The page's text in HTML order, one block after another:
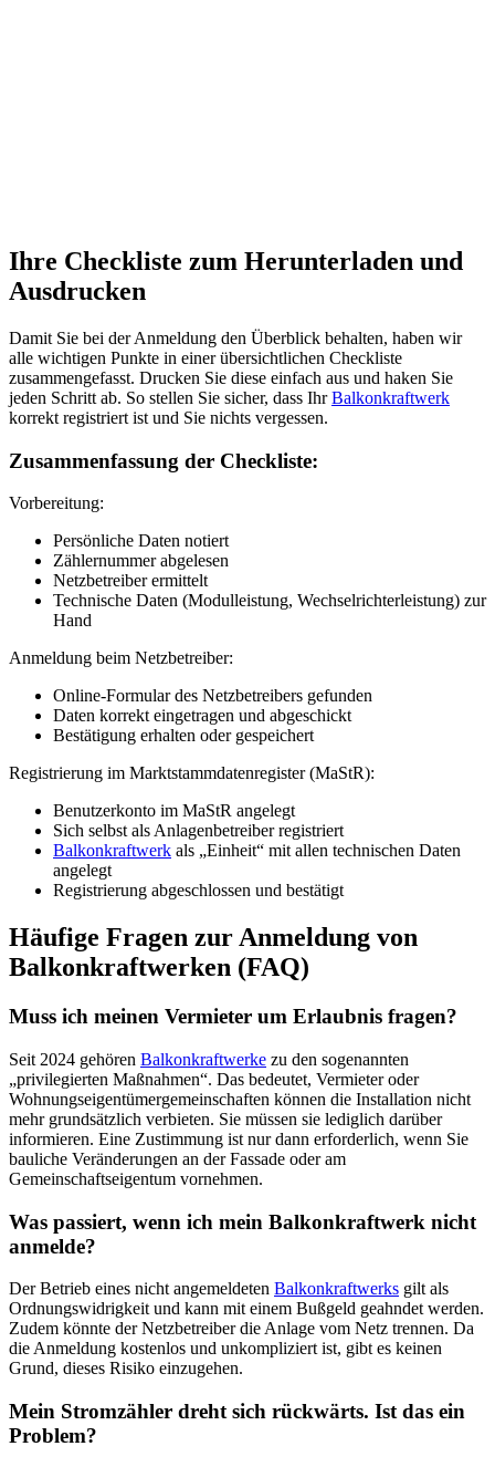
Ihre Checkliste zum Herunterladen und
Ausdrucken
Damit Sie bei der Anmeldung den Überblick behalten, haben wir
alle wichtigen Punkte in einer übersichtlichen Checkliste
zusammengefasst. Drucken Sie diese einfach aus und haken Sie
jeden Schritt ab. So stellen Sie sicher, dass IhrBalkonkraftwerk
korrekt registriert ist und Sie nichts vergessen.
Zusammenfassung der Checkliste:
Vorbereitung:
Persönliche Daten notiert
Zählernummer abgelesen
Netzbetreiber ermittelt
Technische Daten (Modulleistung, Wechselrichterleistung) zur
Hand
Anmeldung beim Netzbetreiber:
Online-Formular des Netzbetreibers gefunden
Daten korrekt eingetragen und abgeschickt
Bestätigung erhalten oder gespeichert
Registrierung im Marktstammdatenregister (MaStR):
Benutzerkonto im MaStR angelegt
Sich selbst als Anlagenbetreiber registriert
Balkonkraftwerk als „Einheit“ mit allen technischen Daten
angelegt
Registrierung abgeschlossen und bestätigt
Häufige Fragen zur Anmeldung von
Balkonkraftwerken (FAQ)
Muss ich meinen Vermieter um Erlaubnis fragen?
Seit 2024 gehören Balkonkraftwerke zu den sogenannten
„privilegierten Maßnahmen“. Das bedeutet, Vermieter oder
Wohnungseigentümergemeinschaften können die Installation nicht
mehr grundsätzlich verbieten. Sie müssen sie lediglich darüber
informieren. Eine Zustimmung ist nur dann erforderlich, wenn Sie
bauliche Veränderungen an der Fassade oder am
Gemeinschaftseigentum vornehmen.
Was passiert, wenn ich mein Balkonkraftwerk nicht
anmelde?
Der Betrieb eines nicht angemeldeten Balkonkraftwerks gilt als
Ordnungswidrigkeit und kann mit einem Bußgeld geahndet werden.
Zudem könnte der Netzbetreiber die Anlage vom Netz trennen. Da
die Anmeldung kostenlos und unkompliziert ist, gibt es keinen
Grund, dieses Risiko einzugehen.
Mein Stromzähler dreht sich rückwärts. Ist das ein
Problem?